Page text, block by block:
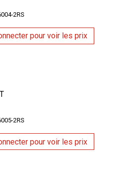
2RS
pour voir les prix
2RS
pour voir les prix